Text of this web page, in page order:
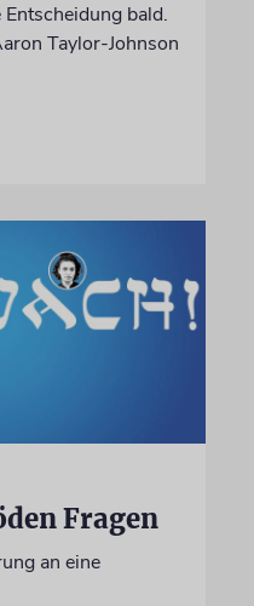
bald.
Taylor-Johnson
Fragen
an eine